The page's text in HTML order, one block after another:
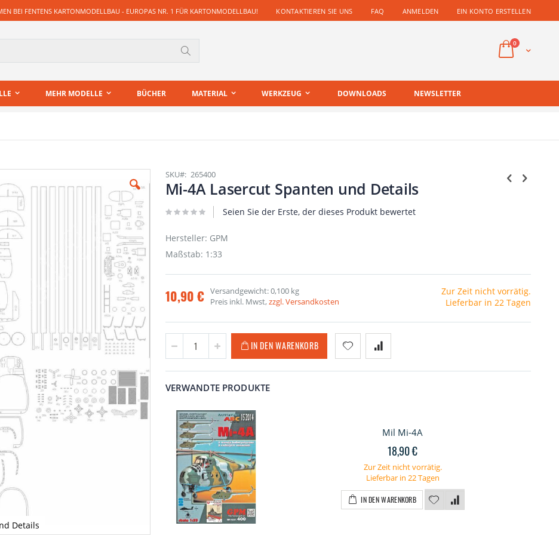
BEI FENTENS KARTONMODELLBAU - EUROPAS NR. 1 FÜR KARTONMODELLBAU! KONTAKTIEREN SIE UNS FAQ ANMELDEN EIN KONTO ERSTELLEN
Cart
0Artikel
MEHR MODELLE BÜCHER MATERIAL WERKZEUG DOWNLOADS NEWSLETTER
Details
SKU 265400
Mi-4A Lasercut Spanten und Details
Seien Sie der Erste, der dieses Produkt bewertet
Hersteller: GPM
Maßstab: 1:33
10,90 € Versandgewicht: 0,100 kg
Preis inkl. Mwst,zzgl. Versandkosten
Zur Zeit nicht vorrätig.
Lieferbar in 22 Tagen
IN DEN WARENKORB
VERWANDTE PRODUKTE
Mil Mi-4A
18,90 €
Zur Zeit nicht vorrätig.
Lieferbar in 22 Tagen
IN DEN WARENKORB